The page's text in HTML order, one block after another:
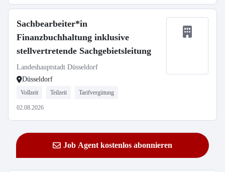
Sachbearbeiter*in
Finanzbuchhaltung inklusive
stellvertretende Sachgebietsleitung
Landeshauptstadt Düsseldorf
Düsseldorf
Vollzeit Teilzeit Tarifvergütung
02.08.2026
Job Agent kostenlos abonnieren